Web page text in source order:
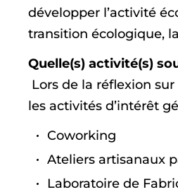
développer l’activité
transition écologique,
Quelle(s) activité(s)
Lors de la réflexion
les activités d’intérêt
Coworking
Ateliers artisanaux
Laboratoire de